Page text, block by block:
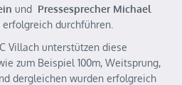
und Pressesprecher Michael
durchführen.
Villach unterstützen diese
zum Beispiel 100m, Weitsprung,
dergleichen wurden erfolgreich